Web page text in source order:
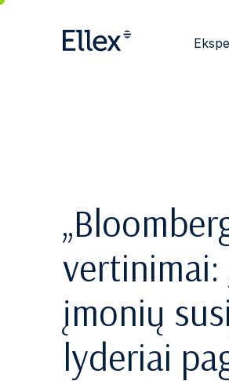
vertinimai:
įmonių
lyderiai